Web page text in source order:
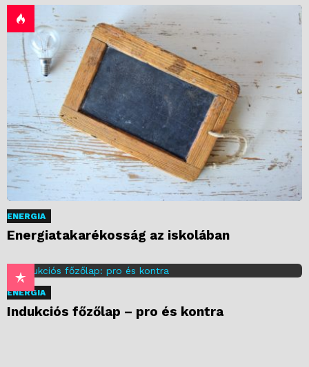
ENERGIA
Energiatakarékosság az iskolában
ENERGIA
Indukciós főzőlap – pro és kontra